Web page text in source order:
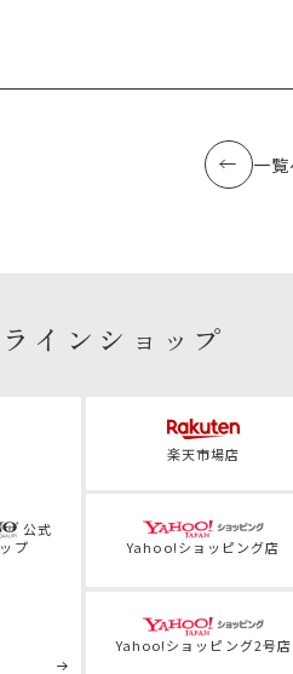
一覧
インショップ
公式
プ
楽天市場店
Yahoo!ショッピング店
Yahoo!ショッピング2号店